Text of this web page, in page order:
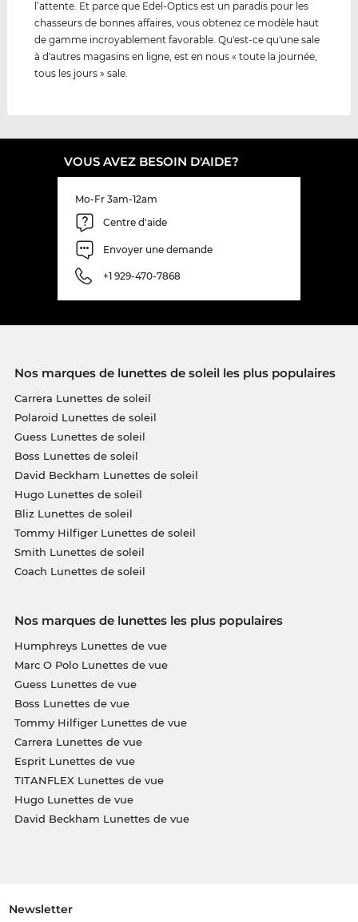
l’attente. Et parce que Edel-Optics est un paradis pour les
chasseurs de bonnes affaires, vous obtenez ce modèle haut
de gamme incroyablement favorable. Qu'est-ce qu'une sale
à d'autres magasins en ligne, est en nous « toute la journée,
tous les jours » sale.
VOUS AVEZ BESOIN D'AIDE?
Mo-Fr 3am-12am
Centre d'aide
Envoyer une demande
+1 929-470-7868
Nos marques de lunettes de soleil les plus populaires
Carrera Lunettes de soleil
Polaroid Lunettes de soleil
Guess Lunettes de soleil
Boss Lunettes de soleil
David Beckham Lunettes de soleil
Hugo Lunettes de soleil
Bliz Lunettes de soleil
Tommy Hilfiger Lunettes de soleil
Smith Lunettes de soleil
Coach Lunettes de soleil
Nos marques de lunettes les plus populaires
Humphreys Lunettes de vue
Marc O Polo Lunettes de vue
Guess Lunettes de vue
Boss Lunettes de vue
Tommy Hilfiger Lunettes de vue
Carrera Lunettes de vue
Esprit Lunettes de vue
TITANFLEX Lunettes de vue
Hugo Lunettes de vue
David Beckham Lunettes de vue
Newsletter